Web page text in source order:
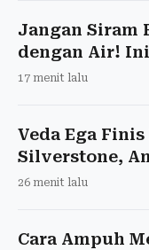
Jangan Siram
dengan Air!
17 menit lalu
Veda Ega
Silverstone,
26 menit lalu
Cara Ampuh